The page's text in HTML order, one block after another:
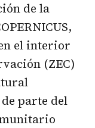
de la
el interior
(ZEC)
parte del